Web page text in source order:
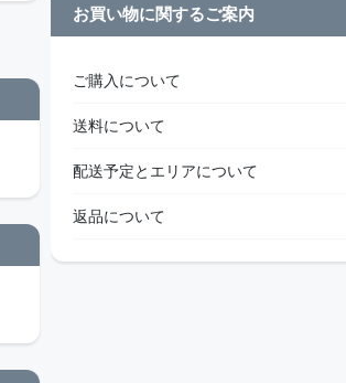
お買い物に関するご案内
ご購入について
送料について
配送予定とエリアについて
返品について